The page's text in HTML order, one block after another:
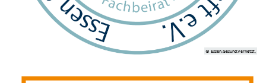
© Essen.Gesund.Vernetzt,